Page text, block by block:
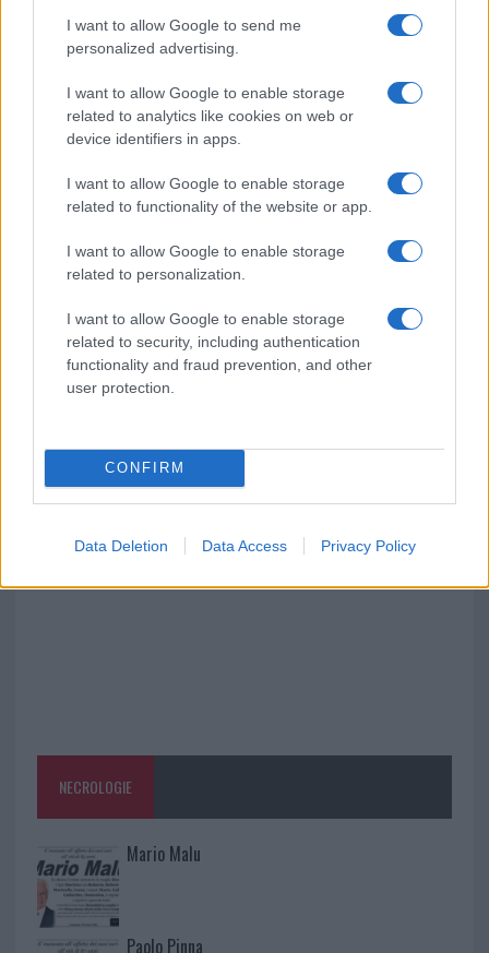
I want to allow Google to send me
personalized advertising.
I want to allow Google to enable storage
related to analytics like cookies on web or
device identifiers in apps.
I want to allow Google to enable storage
related to functionality of the website or app.
I want to allow Google to enable storage
related to personalization.
I want to allow Google to enable storage
related to security, including authentication
functionality and fraud prevention, and other
user protection.
CONFIRM
Data Deletion Data Access Privacy Policy
Olbia, divieto di sosta contro spaccio e degrado:
esplode la protesta
Pausa caffè impeccabile: come scegliere la
soluzione ideale per la casa e l’ufficio
Monte Pino, la fine di un lungo dolore: storia e
la rete elettrica
Monte Pino, via i cancelli del cantiere: la Gallura
Nuovi stalli residenti a Palau, il Comune
completa l’iter
NECROLOGIE
Mario Malu
Paolo Pinna